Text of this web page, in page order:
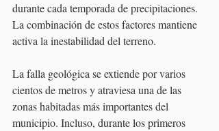
durante cada temporada de precipitaciones.
La combinación de estos factores mantiene
activa la inestabilidad del terreno.
La falla geológica se extiende por varios
cientos de metros y atraviesa una de las
zonas habitadas más importantes del
municipio. Incluso, durante los primeros